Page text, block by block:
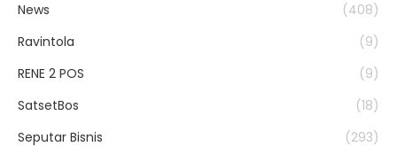
News
(408)
Ravintola
(9)
RENE 2 POS
(9)
SatsetBos
(18)
Seputar Bisnis
(293)